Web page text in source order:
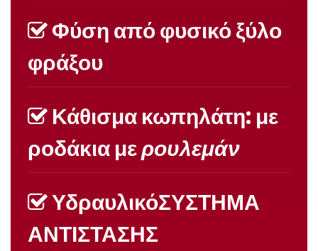
Φύση από φυσικόξύλο
φράξου
Κάθισμα κωπηλάτη: με
ροδάκια μερουλεμάν
ΥδραυλικόΣΥΣΤΗΜΑ
ΑΝΤΙΣΤΑΣΗΣ